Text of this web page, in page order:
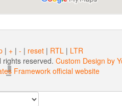
atribuit în
| + | - | reset | RTL | LTR
rights reserved. Custom Design by
Framework official website